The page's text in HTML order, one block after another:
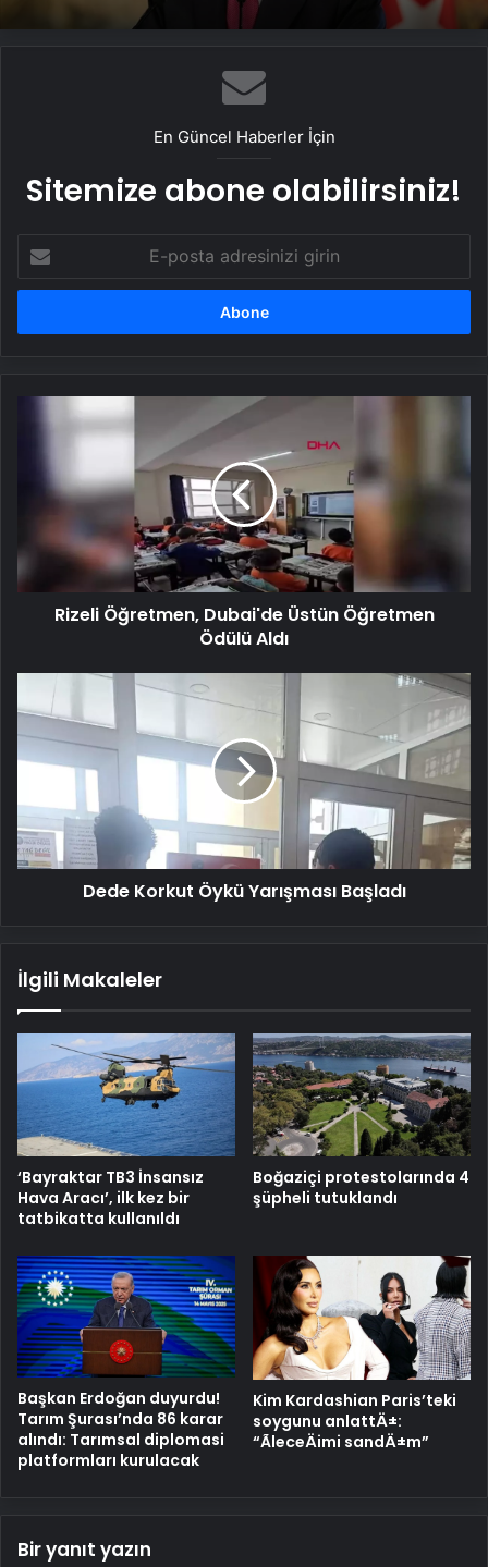
En Güncel Haberler İçin
Sitemize abone olabilirsiniz!
posta
adresinizi
Üstün
Öğretmen
Ödülü
Rizeli Öğretmen, Dubai'de Üstün Öğretmen
Ödülü Aldı
Korkut
Dede Korkut Öykü Yarışması Başladı
İlgili Makaleler
‘Bayraktar TB3 İnsansız
Hava Aracı’, ilk kez bir
tatbikatta kullanıldı
Boğaziçi protestolarında 4
şüpheli tutuklandı
Başkan Erdoğan duyurdu!
Tarım Şurası’nda 86 karar
alındı: Tarımsal diplomasi
platformları kurulacak
Kim Kardashian Paris’teki
soygunu anlattÄ±:
“ÃleceÄimi sandÄ±m”
Bir yanıt yazın